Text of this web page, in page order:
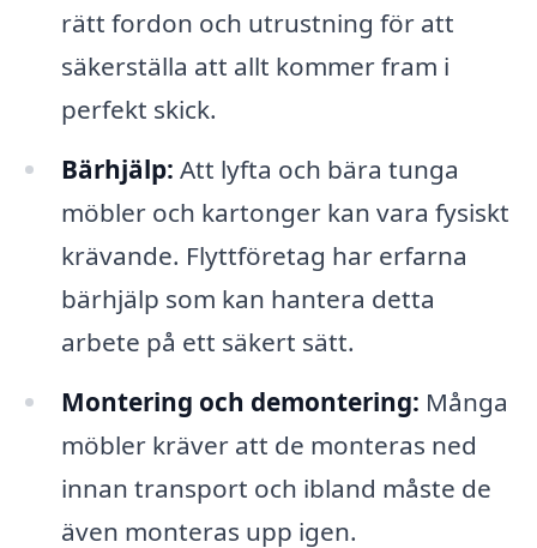
rätt fordon och utrustning för att
säkerställa att allt kommer fram i
perfekt skick.
Bärhjälp: Att lyfta och bära tunga
möbler och kartonger kan vara fysiskt
krävande. Flyttföretag har erfarna
bärhjälp som kan hantera detta
arbete på ett säkert sätt.
Montering och demontering: Många
möbler kräver att de monteras ned
innan transport och ibland måste de
även monteras upp igen.